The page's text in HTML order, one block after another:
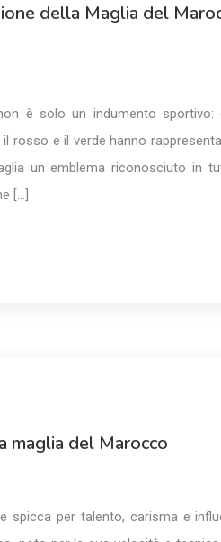
della Maglia del
è solo un indumento sportivo:
rosso e il verde hanno
un emblema riconosciuto in
[…]
maglia del Marocco
spicca per talento, carisma e